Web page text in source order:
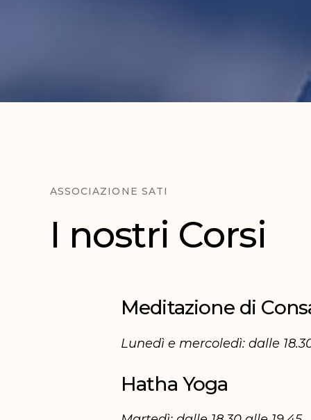
ASSOCIAZIONE SATI
I nostri Corsi
I nostri Corsi
Meditazione di
Lunedì e mercoledì: dalle
Hatha Yoga